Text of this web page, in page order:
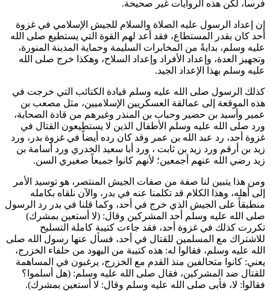
فرساً، لكن هذه الروايات غير صحيحة.
إن إعداد الرسول عليه الصلاة والسلام للجيش الإسلامي في غزوة
أحد كان بقدر المستطاع، فقد أعد لهم القوة التي يستطيع صلى الله
عليه وسلم، بدايةً من المخابرات السليمة وحماية المدينة المنورة،
وتجهيز العدة، وإعداد الأفراد وإعداد السلاح، وهكذا خرج صلى الله
عليه وسلم بهذا الإعداد الجيد.
كذلك الرسول صلى الله عليه وسلم قيادة الكتائب التي خرجت في
هذه الموقعة إلى عمالقة العسكريين الإسلاميين، مثل مصعب بن
عمير و أسيد بن حضير وحباب بن المنذر وغيرهم من قادة الصحابة،
ورد صلى الله عليه وسلم الأطفال الذين لا يستطيعون القتال في
غزوة أحد، رد عبد الله بن عمر وقد كان رده أيضاً في غزوة بدر، ورد
زيد بن أرقم ورد زيد بن ثابت ، ورد أبا سعيد الخدري ورد أسامة بن
زيد رضي الله عنهم أجمعين؛ لأنهم كانوا جميعاً صغيري السن.
ومن هذا يتبين لنا صفة من صفات الجيش المنتصر، هو توسيد الأمر
إلى أهله، وهذا الكلام قد تكلمنا عنه في بدر، والآن نلقاه بكامله
منطبقاً على الجيش الذي خرج في أحد، وكما قلنا في بدر رد الرسول
صلى الله عليه وسلم أحد المشركين وقال: (لا أستعين بمشرك)
تكررت كذلك في غزوة أحد، فقد جاءت كتيبة كاملة التسليح
للاشتراك مع المسلمين للقتال في أحد، فسأل عنها رسول الله صلى
الله عليه وسلم، فقالوا له: هذه كتيبة من اليهود من حلفاء الخزرج،
يعني: كانوا متحالفين منذ القدم مع الخزرج، يرغبون في المساهمة
للقتال ضد المشركين، فقال صلى الله عليه وسلم: (هل أسلموا؟
فقالوا: لا، فأبى صلى الله عليه وسلم وقال: لا أستعين بمشرك).